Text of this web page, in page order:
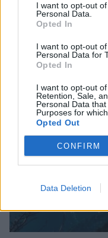
I want to opt-out
Personal Data.
Opted In
I want to opt-out
Personal Data for
Opted In
I want to opt-out
Retention, Sale,
Personal Data
Purposes for
Opted Out
CONFIRM
Data Deletion
Εμπρησμός
30/07/2026 08:59